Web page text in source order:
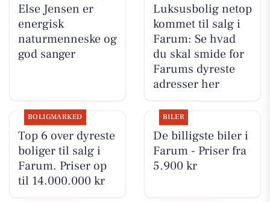
Else Jensen er
energisk
naturmenneske og
god sanger
Luksusbolig netop
kommet til salg i
Farum: Se hvad
du skal smide for
Farums dyreste
adresser her
BOLIGMARKED
Top 6 over dyreste
boliger til salg i
Farum. Priser op
til 14.000.000 kr
BILER
De billigste biler i
Farum - Priser fra
5.900 kr